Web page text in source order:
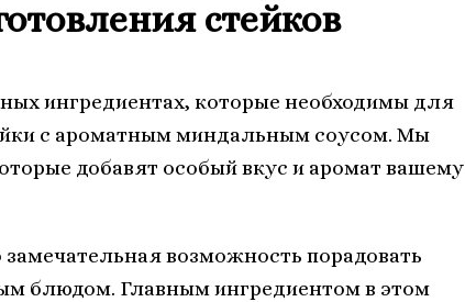
стейков
ингредиентах, которые необходимы для
с ароматным миндальным соусом. Мы
добавят особый вкус и аромат вашему
возможность порадовать
блюдом. Главным ингредиентом в этом